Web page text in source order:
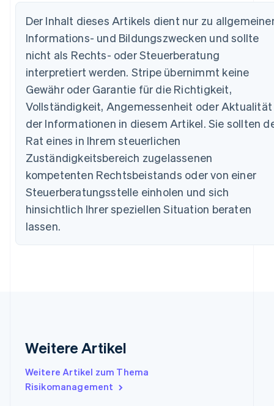
Der Inhalt dieses Artikels dient nur zu
Informations- und Bildungszwecken und sollte
nicht als Rechts- oder Steuerberatung
interpretiert werden. Stripe übernimmt keine
Gewähr oder Garantie für die Richtigkeit,
Vollständigkeit, Angemessenheit oder Aktualität
der Informationen in diesem Artikel. Sie sollten
Rat eines in Ihrem steuerlichen
Zuständigkeitsbereich zugelassenen
kompetenten Rechtsbeistands oder von einer
Steuerberatungsstelle einholen und sich
hinsichtlich Ihrer speziellen Situation beraten
lassen.
Weitere Artikel
Weitere Artikel zum Thema
Risikomanagement
Australien
English
Belgien
Nederlands FrançaisDeutschEnglish
Brasilien
Português English
Bulgarien
English
Dänemark
English
Deutschland
Estland
English
English
Indien
English
Irland